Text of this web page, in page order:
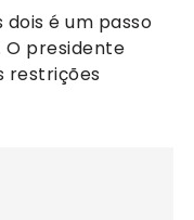
é um passo
O presidente
restrições